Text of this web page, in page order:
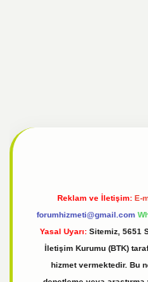
Reklam ve İletişim: E-
forumhizmeti@gmail.com
Yasal Uyarı: Sitemiz, 5651
İletişim Kurumu (BTK)
hizmet vermektedir. Bu